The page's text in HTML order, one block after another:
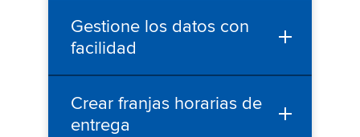
Gestione los datos con
facilidad
Crear franjas horarias de
entrega